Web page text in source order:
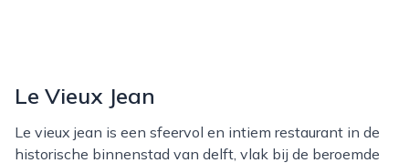
Le Vieux Jean
Le vieux jean is een sfeervol en intiem restaurant in de
historische binnenstad van delft, vlak bij de beroemde